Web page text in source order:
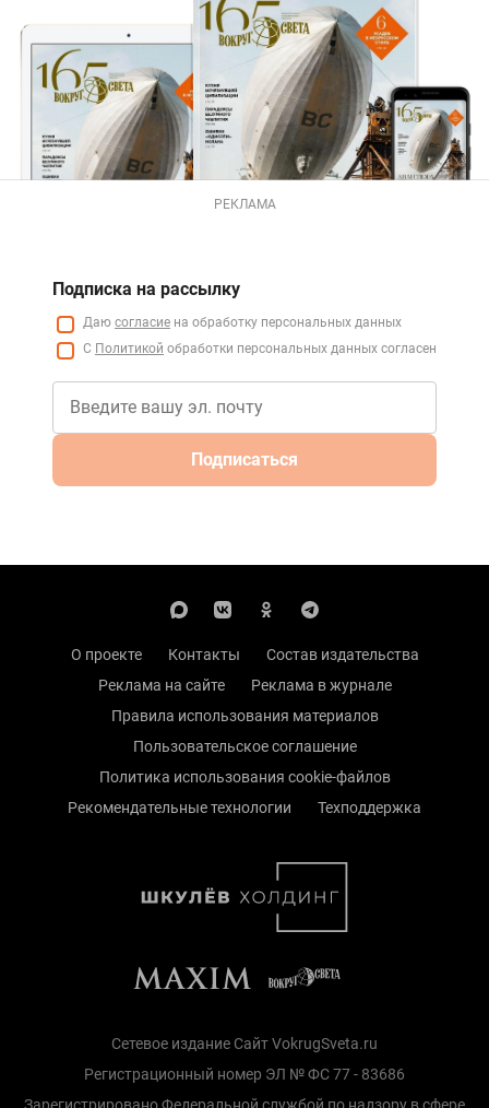
РЕКЛАМА
Подписка на рассылку
Даю согласие на обработку персональных данных
С Политикой обработки персональных данных согласен
Подписаться
О проекте Контакты
Состав издательства
Реклама на сайте
Реклама в журнале
Правила использования материалов
Пользовательское соглашение
Политика использования cookie-файлов
Рекомендательные технологии
Техподдержка
Сетевое издание Сайт VokrugSveta.ru
Регистрационный номер ЭЛ № ФС 77 - 83686